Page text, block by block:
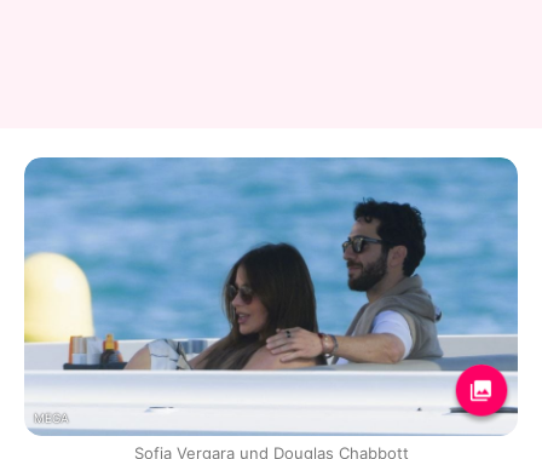
MEGA
Sofia Vergara und Douglas Chabbott